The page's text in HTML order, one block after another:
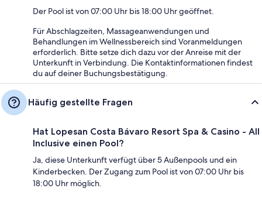
Der Pool ist von 07:00 Uhr bis 18:00 Uhr geöffnet.
Für Abschlagzeiten, Massageanwendungen und
Behandlungen im Wellnessbereich sind Voranmeldungen
erforderlich. Bitte setze dich dazu vor der Anreise mit der
Unterkunft in Verbindung. Die Kontaktinformationen findest
du auf deiner Buchungsbestätigung.
Häufig gestellte Fragen
Hat Lopesan Costa Bávaro Resort Spa & Casino - All
Inclusive einen Pool?
Ja, diese Unterkunft verfügt über 5 Außenpools und ein
Kinderbecken. Der Zugang zum Pool ist von 07:00 Uhr bis
18:00 Uhr möglich.